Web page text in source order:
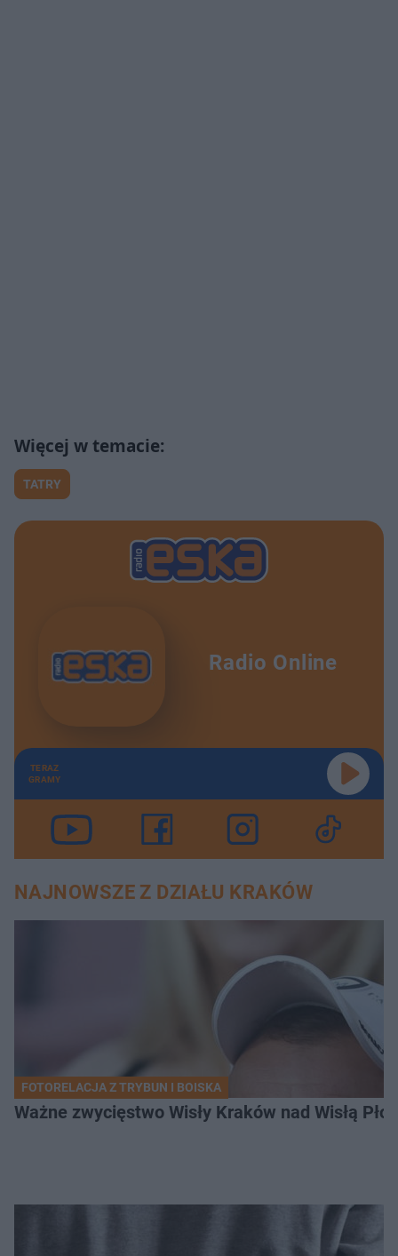
TATRY
Radio Online
TERAZ
GRAMY
NAJNOWSZE Z DZIAŁU KRAKÓW
FOTORELACJA Z TRYBUN I BOISKA
Ważne zwycięstwo Wisły Kraków nad Wisłą